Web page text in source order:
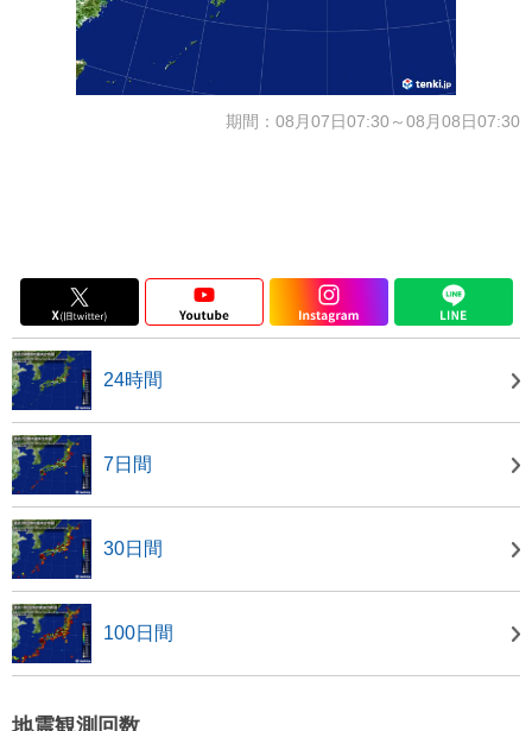
期間：08月07日07:30～08月08日07:30
24時間
7日間
30日間
100日間
地震観測回数